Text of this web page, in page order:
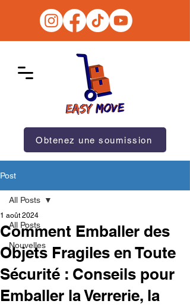
Obtenez une soumission
Post
All Posts
Nouvelles
All Posts
Comment Emballer des
Objets Fragiles en Toute
Sécurité : Conseils pour
Emballer la Verrerie, la
1 août 2024